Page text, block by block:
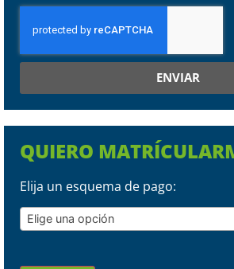
ENVIAR
QUIERO
Elija un esquema de pago:
Elige una opción